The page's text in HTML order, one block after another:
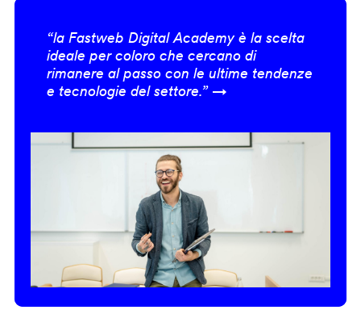
“la Fastweb Digital Academy è la scelta
ideale per coloro che cercano di
rimanere al passo con le ultime tendenze
e tecnologie del settore.” →